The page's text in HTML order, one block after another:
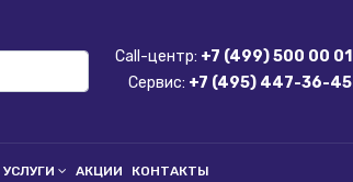
Call-центр: +7 (499) 500 00 01
Сервис: +7 (495) 447-36-45
УСЛУГИ АКЦИИ КОНТАКТЫ